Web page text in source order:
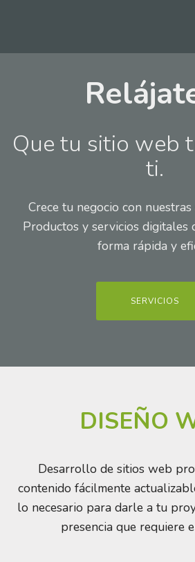
Que tu sitio web
ti.
Crece tu negocio con
Productos y servicios digitales
forma rápida y
SERVICIOS
DISEÑO
Desarrollo de sitios web
contenido fácilmente
lo necesario para darle a tu
presencia que requiere